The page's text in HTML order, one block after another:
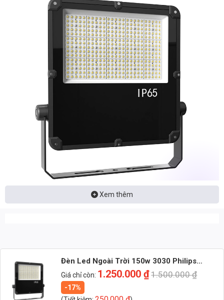
Zalo 1 (Tư vấn chính)
Zalo 2 (Hỗ trợ nhanh)
Xem thêm
Đèn Led Ngoài Trời 150w 3030 Philips
Lumileds (TDL-FL) Thành Đạt Led
Giá chỉ còn: 1.250.000₫1.500.000₫
-17%